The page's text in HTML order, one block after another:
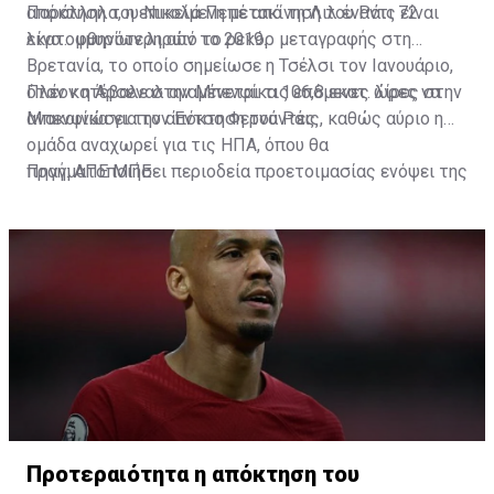
απόκτηση του Νικολά Πεπέ από τη Λιλ έναντι 72
εκατομμυρίων λιρών το 2019.
Παράλληλα, η επικείμενη μετακίνηση του Ράις είναι
λίγο... φθηνότερη από το ρεκόρ μεταγραφής στη
Βρετανία, το οποίο σημείωσε η Τσέλσι τον Ιανουάριο,
όταν κατέβαλε στην Μπενφίκα 106,8 εκατ. λίρες στην
Μπενφίκα για τον Έντσο Φερνάντες.
Πλέον η Άρσεναλ αναμένεται τις επόμενες ώρες να
ανακοινώσει την απόκτηση του Ράις, καθώς αύριο η
ομάδα αναχωρεί για τις ΗΠΑ, όπου θα
πραγματοποιήσει περιοδεία προετοιμασίας ενόψει της
Πηγή: ΑΠΕ ΜΠΕ
Προτεραιότητα η απόκτηση του